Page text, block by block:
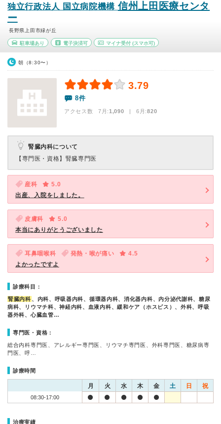
独立行政法人 国立病院機構信州上田医療センタ
ー
長野県上田市緑が丘
駐車場あり 電子決済可 マイナ受付 (スマホ可)
朝（8:30〜）
3.79
8件
アクセス数 7月:1,090 | 6月:820
腎臓内科について
【専門医・資格】 腎臓専門医
産科
5.0
出産、入院をしました。
皮膚科
5.0
本当にありがとうございました
耳鼻咽喉科 発熱・喉が痛い
4.5
よかったですよ
診療科目：
腎臓内科 、内科、呼吸器内科、循環器内科、消化器内科、内分泌代謝科、糖尿
病科、リウマチ科、神経内科、血液内科、緩和ケア（ホスピス）、外科、呼吸
器外科、心臓血管…
専門医・資格：
総合内科専門医、アレルギー専門医、リウマチ専門医、外科専門医、糖尿病専
門医、呼…
診療時間
月 火 水 木 金 土 日 祝
08:30-17:00
治療実績